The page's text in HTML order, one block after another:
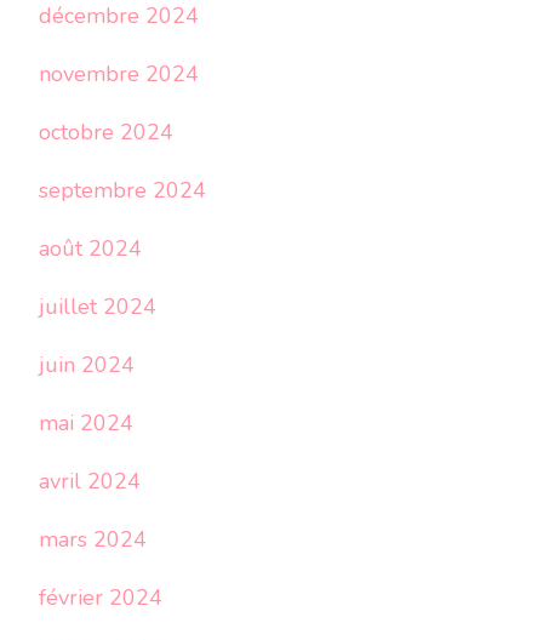
décembre 2024
novembre 2024
octobre 2024
septembre 2024
août 2024
juillet 2024
juin 2024
mai 2024
avril 2024
mars 2024
février 2024